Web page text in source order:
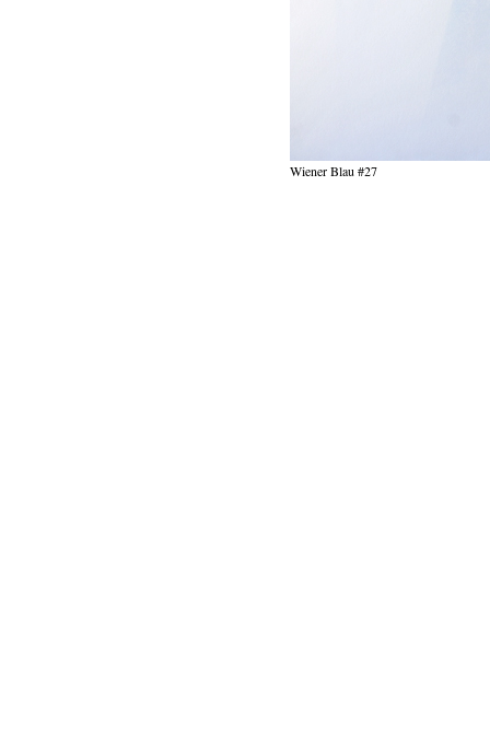
Wiener Blau #27